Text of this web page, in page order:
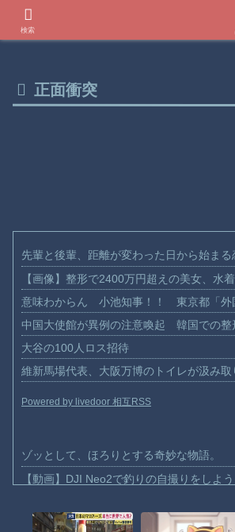
正面衝突
先輩と後輩、距離が変わった日から始まる
【画像】整形で2400万円超えの美女、水
意味わからん 小池知事！！ 東京都「外
中国大使館が異例の注意喚起 韓国での整
大谷の100人ロス招待
維新馬場代表、大阪万博のトイレが汲み
Powered by livedoor 相互RSS
ゾッとして、ほろりとする奇妙な物語。
【動画】DJI Neo2で釣りの自撮りをしよ
お前らがメイドイン韓国で認めてるもの
検索